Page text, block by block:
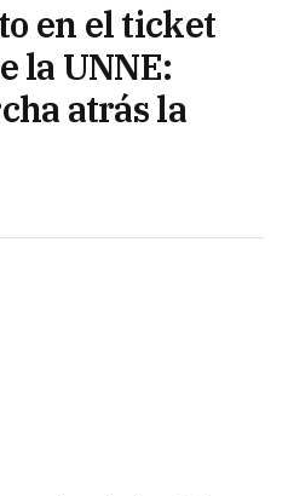
en el ticket
la UNNE:
atrás la